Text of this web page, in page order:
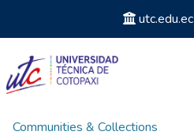
utc.edu.ec
Communities & Collections
Home